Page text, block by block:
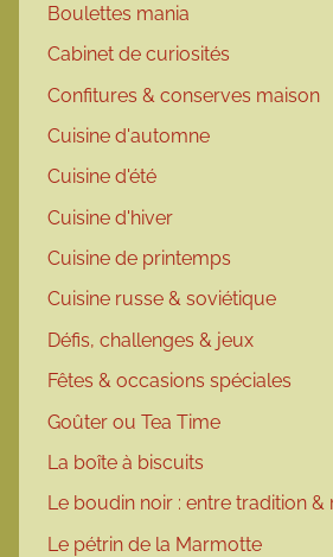
Boulettes mania
Cabinet de curiosités
Confitures & conserves maison
Cuisine d'automne
Cuisine d'été
Cuisine d'hiver
Cuisine de printemps
Cuisine russe & soviétique
Défis, challenges & jeux
Fêtes & occasions spéciales
Goûter ou Tea Time
La boîte à biscuits
Le boudin noir : entre tradition &
Le pétrin de la Marmotte